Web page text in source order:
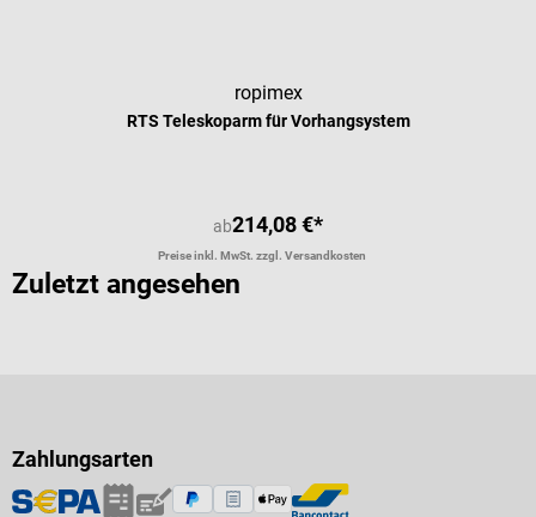
ropimex
RTS Teleskoparm für Vorhangsystem
ab214,08 €*
Preise inkl. MwSt. zzgl. Versandkosten
Zuletzt angesehen
Zahlungsarten